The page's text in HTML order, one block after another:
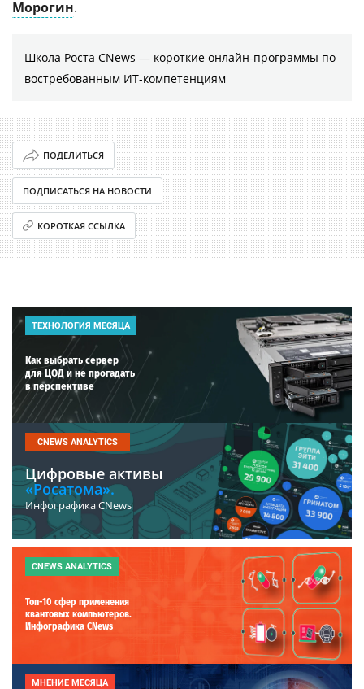
Морогин.
Школа Роста CNews — короткие онлайн-программы по
востребованным ИТ-компетенциям
ПОДЕЛИТЬСЯ
ПОДПИСАТЬСЯ НА НОВОСТИ
КОРОТКАЯ ССЫЛКА
ТЕХНОЛОГИЯ МЕСЯЦА
Как выбрать сервер
для ЦОД и не прогадать
в перспективе
CNEWS ANALYTICS
Цифровые активы
«Росатома».
Инфографика CNews
CNEWS ANALYTICS
Топ-10 сфер применения
квантовых компьютеров.
Инфографика CNews
МНЕНИЕ МЕСЯЦА